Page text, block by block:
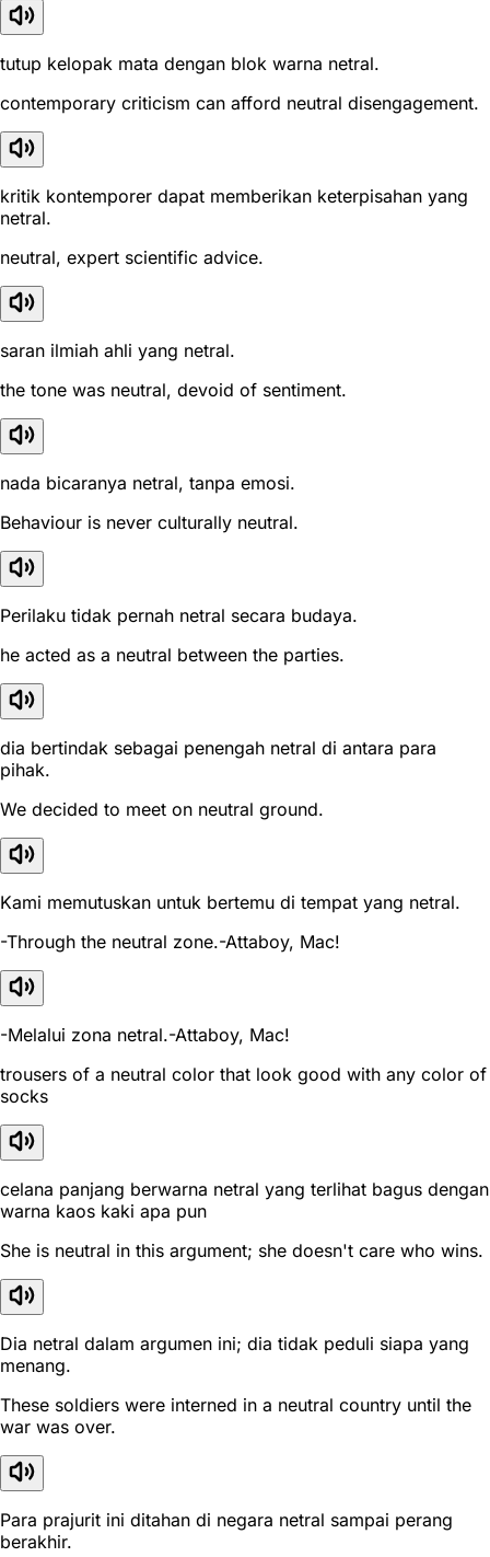
tutup kelopak mata dengan blok warna netral.
contemporary criticism can afford neutral disengagement.
kritik kontemporer dapat memberikan keterpisahan yang
netral.
neutral, expert scientific advice.
saran ilmiah ahli yang netral.
the tone was neutral, devoid of sentiment.
nada bicaranya netral, tanpa emosi.
Behaviour is never culturally neutral.
Perilaku tidak pernah netral secara budaya.
he acted as a neutral between the parties.
dia bertindak sebagai penengah netral di antara para
pihak.
We decided to meet on neutral ground.
Kami memutuskan untuk bertemu di tempat yang netral.
-Through the neutral zone.-Attaboy, Mac!
-Melalui zona netral.-Attaboy, Mac!
trousers of a neutral color that look good with any color of
socks
celana panjang berwarna netral yang terlihat bagus dengan
warna kaos kaki apa pun
She is neutral in this argument; she doesn't care who wins.
Dia netral dalam argumen ini; dia tidak peduli siapa yang
menang.
These soldiers were interned in a neutral country until the
war was over.
Para prajurit ini ditahan di negara netral sampai perang
berakhir.